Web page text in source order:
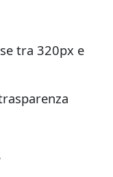
tra 320px e